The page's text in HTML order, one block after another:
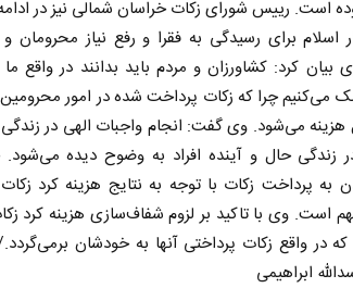
است. رییس شورای زکات خراسان شمالی نیز در
اسلام برای رسیدگی به فقرا و رفع نیاز
بیان کرد: کشاورزان و مردم باید بدانند در واقع
می‌کنیم چرا که زکات پرداخت شده در امور محرومین
می‌شود. وی گفت: انجام واجبات الهی در زندگی
زندگی حال و آینده افراد به وضوح دیده می‌شود.
به پرداخت زکات با توجه به نتایج هزینه کرد زکات
است. وی با تاکید بر لزوم شفاف‌سازی هزینه کرد
که در واقع زکات پرداختی آنها به خودشان
ابراهیمی